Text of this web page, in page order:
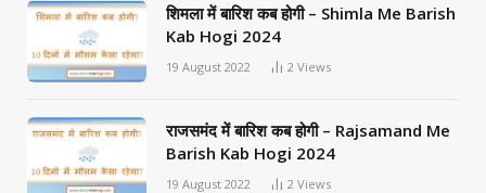
शिमला में बारिश कब होगी – Shimla Me Barish
Kab Hogi 2024
19 August 2022 2 Views
राजसमंद में बारिश कब होगी – Rajsamand Me
Barish Kab Hogi 2024
19 August 2022 2 Views